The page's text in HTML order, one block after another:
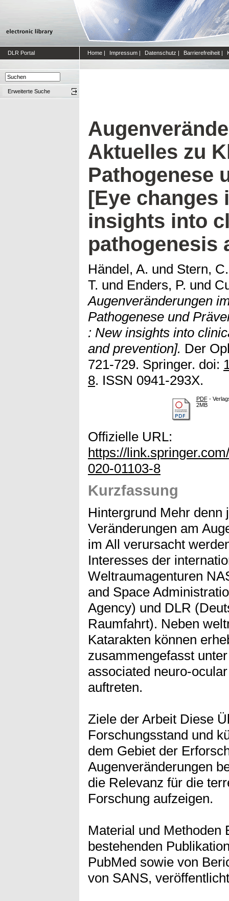
DLR Portal Home | Impressum | Datenschutz | Barrierefreiheit |
Erweiterte Suche
Aktuelles zu
Pathogenese
[Eye changes
insights into
pathogenesis
Händel, A. und Stern, C.
T. und Enders, P. und
Augenveränderungen
Pathogenese und
: New insights into
and prevention]. Der
721-729. Springer. doi:
8. ISSN 0941-293X.
PDF-
2MB
Offizielle URL:
https://
020-01103-8
Kurzfassung
Hintergrund Mehr denn
Veränderungen am
im All verursacht
Interesses der
Weltraumagenturen
and Space
Agency) und DLR
Raumfahrt). Neben
Katarakten können
zusammengefasst
associated neuro-
auftreten.
Ziele der Arbeit Diese
Forschungsstand und
dem Gebiet der
Augenveränderungen
die Relevanz für die
Forschung aufzeigen.
Material und Methoden
bestehenden
PubMed sowie von
von SANS,